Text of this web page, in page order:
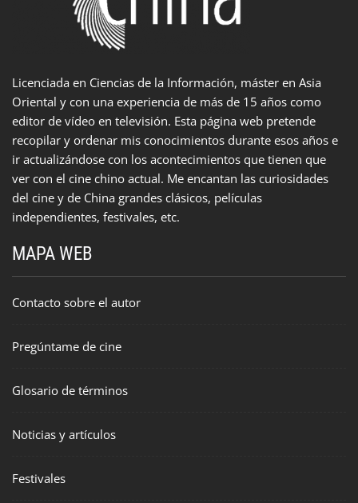
Licenciada en Ciencias de la Información, máster en Asia
Oriental y con una experiencia de más de 15 años como
editor de vídeo en televisión. Esta página web pretende
recopilar y ordenar mis conocimientos durante esos años e
ir actualizándose con los acontecimientos que tienen que
ver con el cine chino actual. Me encantan las curiosidades
del cine y de China grandes clásicos, películas
independientes, festivales, etc.
MAPA WEB
Contacto sobre el autor
Pregúntame de cine
Glosario de términos
Noticias y artículos
Festivales